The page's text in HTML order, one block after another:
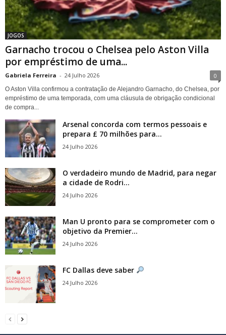
JOGOS
Garnacho trocou o Chelsea pelo Aston Villa
por empréstimo de uma...
Gabriela Ferreira - 24 Julho 2026 0
O Aston Villa confirmou a contratação de Alejandro Garnacho, do Chelsea, por
empréstimo de uma temporada, com uma cláusula de obrigação condicional
de compra...
Arsenal concorda com termos pessoais e
prepara £ 70 milhões para...
24 Julho 2026
O verdadeiro mundo de Madrid, para negar
a cidade de Rodri...
24 Julho 2026
Man U pronto para se comprometer com o
objetivo da Premier...
24 Julho 2026
FC Dallas deve saber
24 Julho 2026